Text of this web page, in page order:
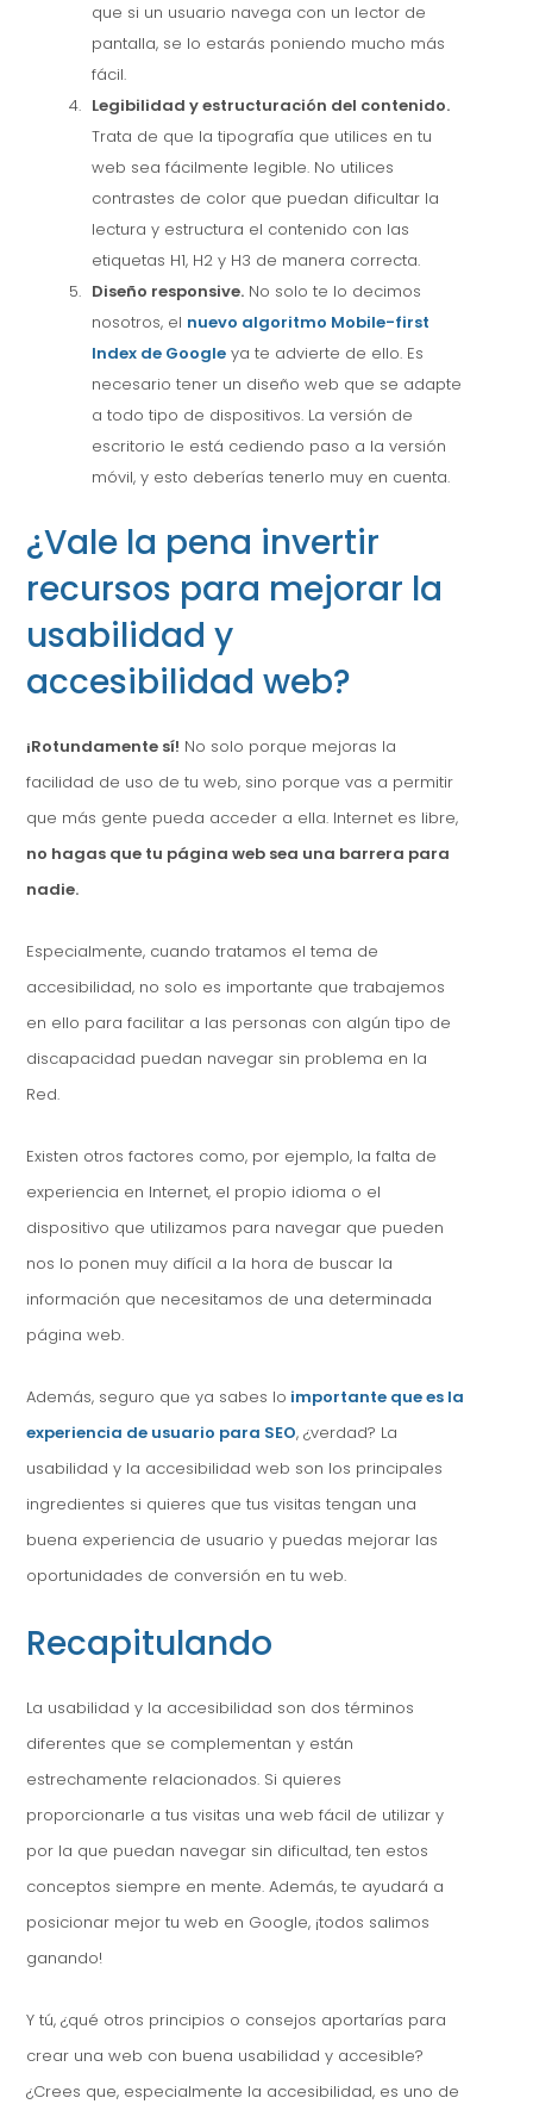
que si un usuario navega con un lector de
pantalla, se lo estarás poniendo mucho más
fácil.
Legibilidad y estructuración del contenido.
Trata de que la tipografía que utilices en tu
web sea fácilmente legible. No utilices
contrastes de color que puedan dificultar la
lectura y estructura el contenido con las
etiquetas H1, H2 y H3 de manera correcta.
Diseño responsive. No solo te lo decimos
nosotros, el nuevo algoritmo Mobile-first
Index de Google ya te advierte de ello. Es
necesario tener un diseño web que se adapte
a todo tipo de dispositivos. La versión de
escritorio le está cediendo paso a la versión
móvil, y esto deberías tenerlo muy en cuenta.
¿Vale la pena invertir
recursos para mejorar la
usabilidad y
accesibilidad web?
¡Rotundamente sí! No solo porque mejoras la
facilidad de uso de tu web, sino porque vas a permitir
que más gente pueda acceder a ella. Internet es libre,
no hagas que tu página web sea una barrera para
nadie.
Especialmente, cuando tratamos el tema de
accesibilidad, no solo es importante que trabajemos
en ello para facilitar a las personas con algún tipo de
discapacidad puedan navegar sin problema en la
Red.
Existen otros factores como, por ejemplo, la falta de
experiencia en Internet, el propio idioma o el
dispositivo que utilizamos para navegar que pueden
nos lo ponen muy difícil a la hora de buscar la
información que necesitamos de una determinada
página web.
Además, seguro que ya sabes lo importante que es la
experiencia de usuario para SEO, ¿verdad? La
usabilidad y la accesibilidad web son los principales
ingredientes si quieres que tus visitas tengan una
buena experiencia de usuario y puedas mejorar las
oportunidades de conversión en tu web.
Recapitulando
La usabilidad y la accesibilidad son dos términos
diferentes que se complementan y están
estrechamente relacionados. Si quieres
proporcionarle a tus visitas una web fácil de utilizar y
por la que puedan navegar sin dificultad, ten estos
conceptos siempre en mente. Además, te ayudará a
posicionar mejor tu web en Google, ¡todos salimos
ganando!
Y tú, ¿qué otros principios o consejos aportarías para
crear una web con buena usabilidad y accesible?
¿Crees que, especialmente la accesibilidad, es uno de